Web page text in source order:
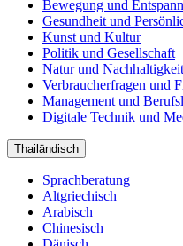
Bewegung und
Gesundheit und
Kunst und Kultur
Politik und Gesellschaft
Natur und Nachhaltigkeit
Verbraucherfragen und
Management und
Digitale Technik und
Thailändisch
Sprachberatung
Altgriechisch
Arabisch
Chinesisch